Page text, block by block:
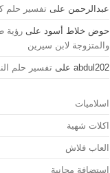
عبدالرحمن على تفسير حلم
حوض خلاط أسود علىرؤية
والمتزوجة لابن سيرين
abdul202 على تفسير حلم
اسلاميات
اكلات شهية
العاب فلاش
استضافة مجانية